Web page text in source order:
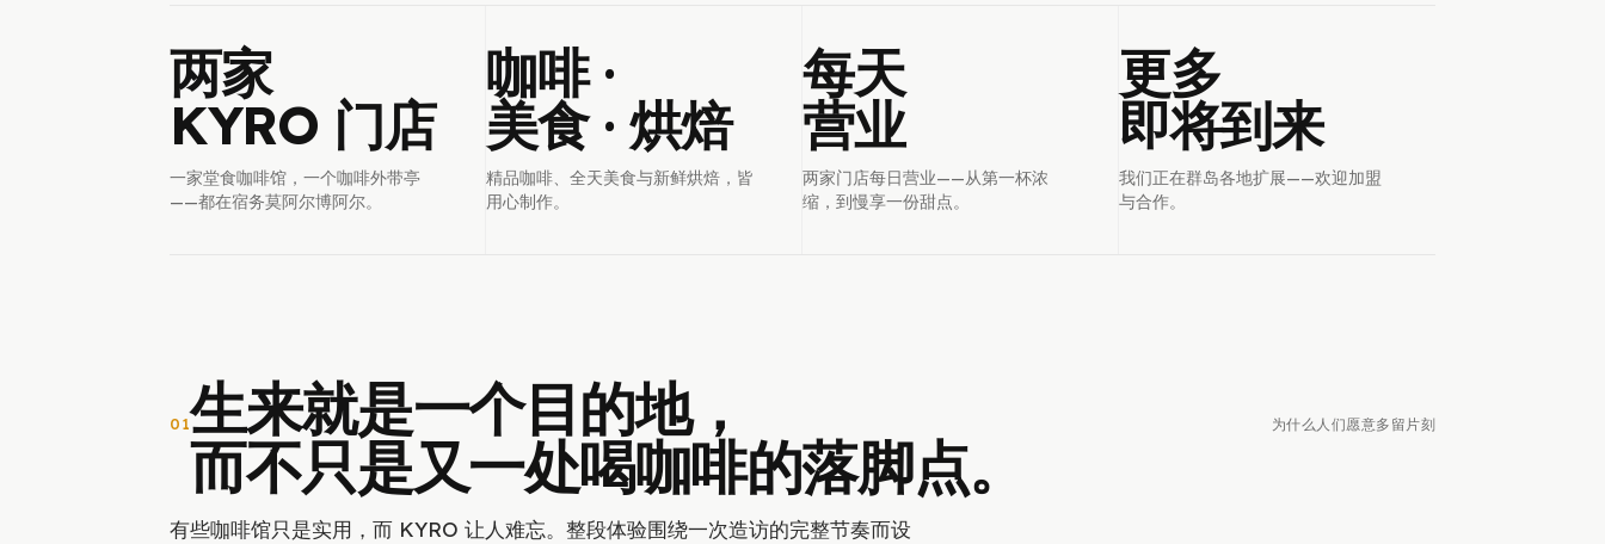
两家
KYRO 门店
一家堂食咖啡馆，一个咖啡外带亭
——都在宿务莫阿尔博阿尔。
咖啡 ·
美食 · 烘焙
精品咖啡、全天美食与新鲜烘焙，皆
用心制作。
每天
营业
两家门店每日营业——从第一杯浓
缩，到慢享一份甜点。
更多
即将到来
我们正在群岛各地扩展——欢迎加盟
与合作。
01生来就是一个目的地，
而不只是又一处喝咖啡的落脚点。
为什么人们愿意多留片刻
有些咖啡馆只是实用，而 KYRO 让人难忘。整段体验围绕一次造访的完整节奏而设